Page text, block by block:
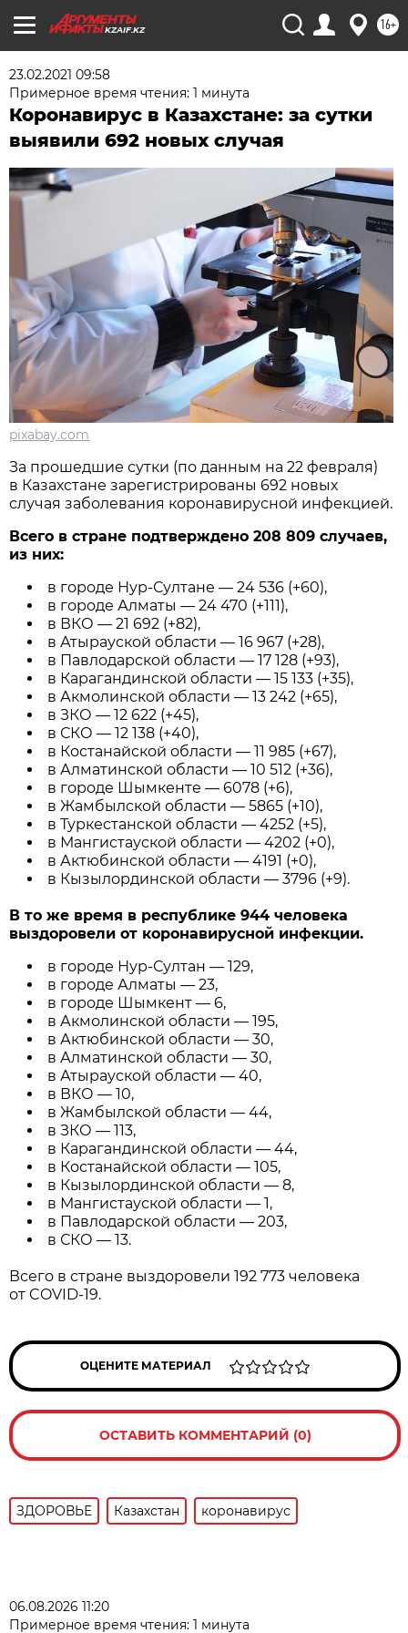
KZAIF.KZ 16+
23.02.2021 09:58
Примерное время чтения: 1 минута
Коронавирус в Казахстане: за сутки
выявили 692 новых случая
pixabay.com
За прошедшие сутки (по данным на 22 февраля)
в Казахстане зарегистрированы 692 новых
случая заболевания коронавирусной инфекцией.
Всего в стране подтверждено 208 809 случаев,
из них:
в городе Нур-Султане — 24 536 (+60),
в городе Алматы — 24 470 (+111),
в ВКО — 21 692 (+82),
в Атырауской области — 16 967 (+28),
в Павлодарской области — 17 128 (+93),
в Карагандинской области — 15 133 (+35),
в Акмолинской области — 13 242 (+65),
в ЗКО — 12 622 (+45),
в СКО — 12 138 (+40),
в Костанайской области — 11 985 (+67),
в Алматинской области — 10 512 (+36),
в городе Шымкенте — 6078 (+6),
в Жамбылской области — 5865 (+10),
в Туркестанской области — 4252 (+5),
в Мангистауской области — 4202 (+0),
в Актюбинской области — 4191 (+0),
в Кызылординской области — 3796 (+9).
В то же время в республике 944 человека
выздоровели от коронавирусной инфекции.
в городе Нур-Султан — 129,
в городе Алматы — 23,
в городе Шымкент — 6,
в Акмолинской области — 195,
в Актюбинской области — 30,
в Алматинской области — 30,
в Атырауской области — 40,
в ВКО — 10,
в Жамбылской области — 44,
в ЗКО — 113,
в Карагандинской области — 44,
в Костанайской области — 105,
в Кызылординской области — 8,
в Мангистауской области — 1,
в Павлодарской области — 203,
в СКО — 13.
Всего в стране выздоровели 192 773 человека
от COVID-19.
ОЦЕНИТЕ МАТЕРИАЛ
ОСТАВИТЬ КОММЕНТАРИЙ (0)
ЗДОРОВЬЕ Казахстан коронавирус
06.08.2026 11:20
Примерное время чтения: 1 минута